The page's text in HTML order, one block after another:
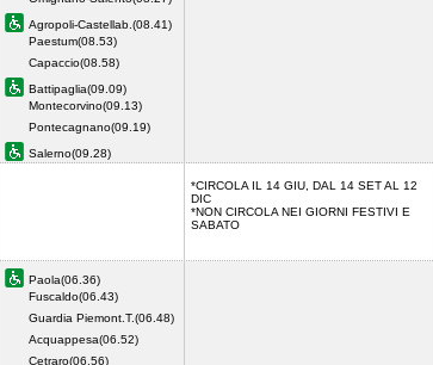
Agropoli-Castellab.(08.41)
Paestum(08.53)
Capaccio(08.58)
Battipaglia(09.09)
Montecorvino(09.13)
Pontecagnano(09.19)
Salerno(09.28)
*CIRCOLA IL 14 GIU, DAL 14 SET AL 12
DIC
*NON CIRCOLA NEI GIORNI FESTIVI E
SABATO
Paola(06.36)
Fuscaldo(06.43)
Guardia Piemont.T.(06.48)
Acquappesa(06.52)
Cetraro(06.56)